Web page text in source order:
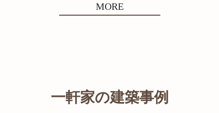
MORE
一軒家の建築事例